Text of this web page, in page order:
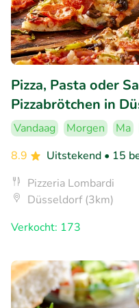
Pizza, Pasta oder
Pizzabrötchen in
Vandaag Morgen Ma
8.9
Uitstekend • 15
Pizzeria Lombardi
Düsseldorf (3km)
Verkocht: 173